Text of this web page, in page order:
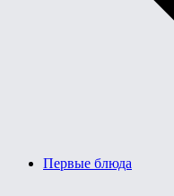
Первые блюда